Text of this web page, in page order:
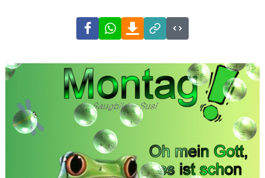
FacebookWhatsAppDownload
Link
Code